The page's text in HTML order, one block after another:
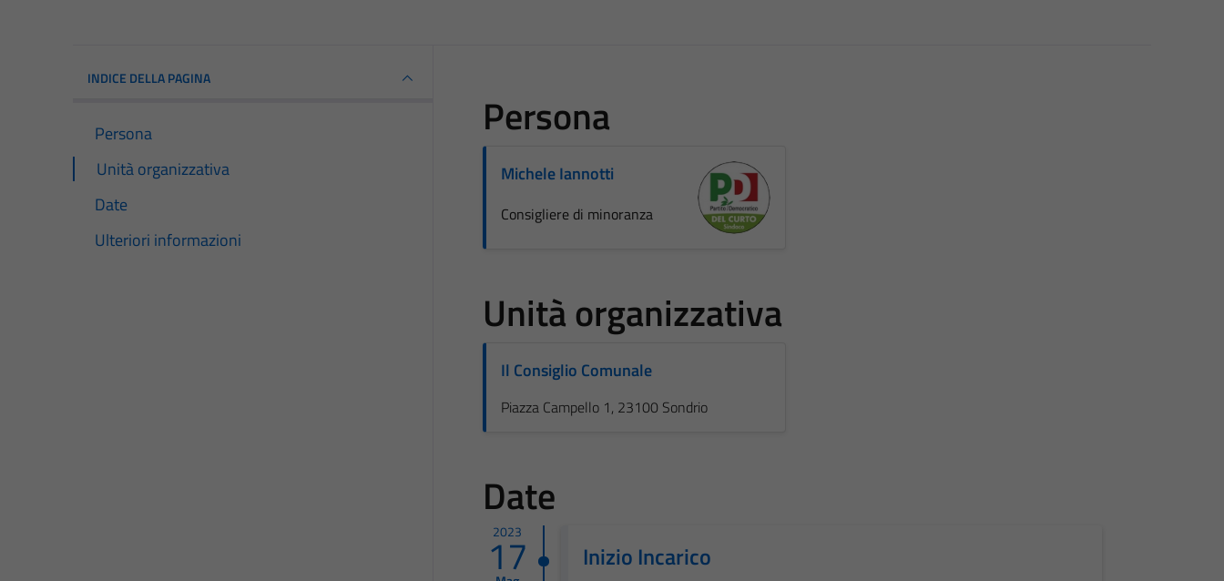
INDICE DELLA PAGINA
Persona
Unità organizzativa
Date
Ulteriori informazioni
Persona
Michele Iannotti
Consigliere di minoranza
Unità organizzativa
Il Consiglio Comunale
Piazza Campello 1, 23100 Sondrio
Date
2023
17 Inizio Incarico